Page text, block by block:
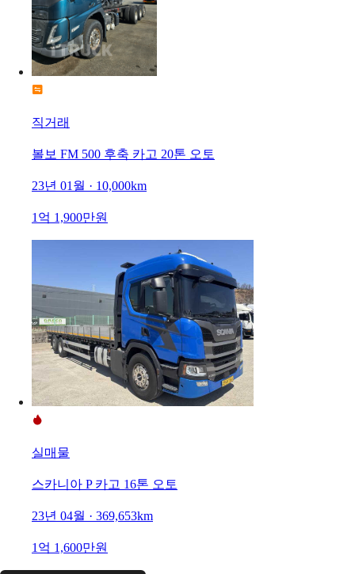
직거래
볼보 FM 500 후축 카고 20톤 오토
23년 01월 · 10,000km
1억 1,900만원
실매물
스카니아 P 카고 16톤 오토
23년 04월 · 369,653km
1억 1,600만원